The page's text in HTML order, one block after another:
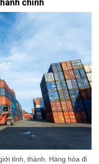
tỉnh, thành. Hàng hóa đi